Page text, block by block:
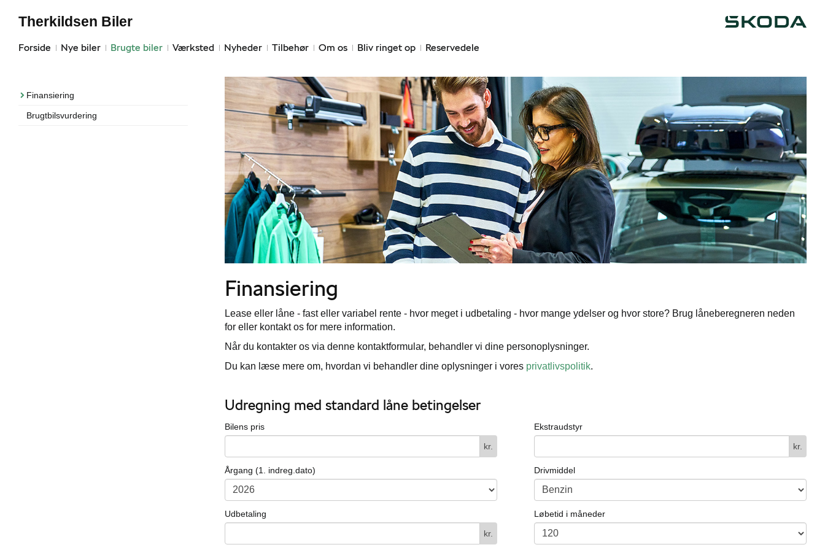
Forside Nye biler Brugte biler Værksted Nyheder Tilbehør Om os Bliv ringet op Reservedele
Therkildsen Biler
Finansiering
Brugtbilsvurdering
Finansiering
Lease eller låne - fast eller variabel rente - hvor meget i udbetaling - hvor mange ydelser og hvor store? Brug låneberegneren neden
for eller kontakt os for mere information.
Når du kontakter os via denne kontaktformular, behandler vi dine personoplysninger.
Du kan læse mere om, hvordan vi behandler dine oplysninger i vores privatlivspolitik.
Udregning med standard låne betingelser
Bilens pris
kr.
Ekstraudstyr
kr.
Årgang (1. indreg.dato) Drivmiddel
Udbetaling
kr.
Løbetid i måneder